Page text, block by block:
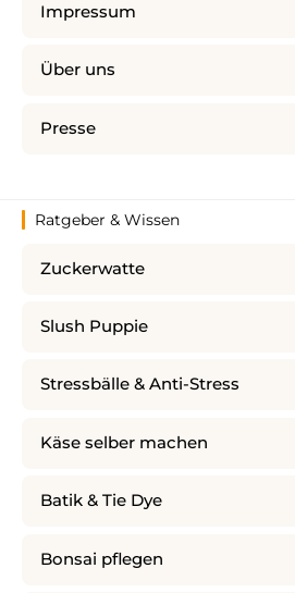
Impressum
Über uns
Presse
Ratgeber & Wissen
Zuckerwatte
Slush Puppie
Stressbälle & Anti-Stress
Käse selber machen
Batik & Tie Dye
Bonsai pflegen